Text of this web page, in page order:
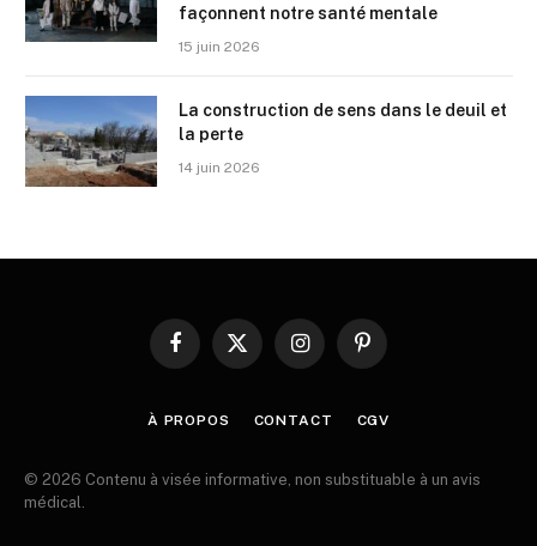
façonnent notre santé mentale
15 juin 2026
La construction de sens dans le deuil et
la perte
14 juin 2026
Facebook
X
InstagramPinterest
À PROPOS CONTACT CGV
© 2026 Contenu à visée informative, non substituable à un avis
médical.